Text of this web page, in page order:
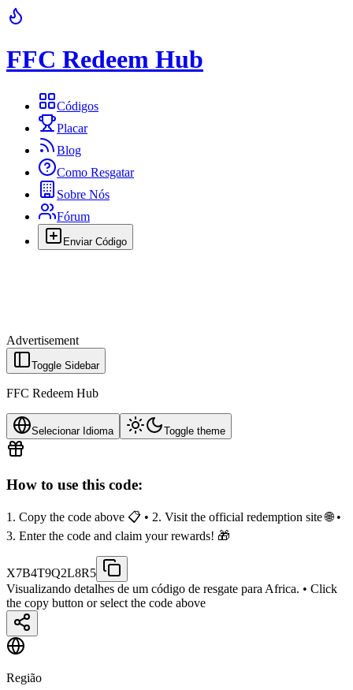
FFC Redeem Hub
Códigos
Placar
Blog
Como Resgatar
Sobre Nós
Fórum
Enviar Código
Advertisement
Toggle Sidebar
FFC Redeem Hub
Selecionar Idioma Toggle theme
How to use this code:
1. Copy the code above 📋 • 2. Visit the official redemption site 🌐 •
3. Enter the code and claim your rewards! 🎁
X7B4T9Q2L8R5
Visualizando detalhes de um código de resgate para Africa. • Click
the copy button or select the code above
Região